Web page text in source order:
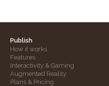
Publish
How it works
Features
Interactivity & Gaming
Augmented Reality
Plans & Pricing